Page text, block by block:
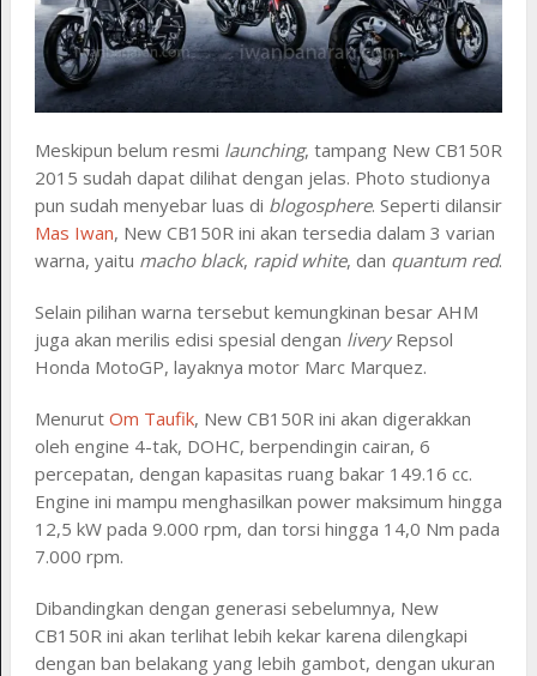
Meskipun belum resmi launching, tampang New CB150R
2015 sudah dapat dilihat dengan jelas. Photo studionya
pun sudah menyebar luas di blogosphere. Seperti dilansir
Mas Iwan, New CB150R ini akan tersedia dalam 3 varian
warna, yaitu macho black, rapid white, dan quantum red.
Selain pilihan warna tersebut kemungkinan besar AHM
juga akan merilis edisi spesial dengan liveryRepsol
Honda MotoGP, layaknya motor Marc Marquez.
Menurut Om Taufik, New CB150R ini akan digerakkan
oleh engine 4-tak, DOHC, berpendingin cairan, 6
percepatan, dengan kapasitas ruang bakar 149.16 cc.
Engine ini mampu menghasilkan power maksimum hingga
12,5 kW pada 9.000 rpm, dan torsi hingga 14,0 Nm pada
7.000 rpm.
Dibandingkan dengan generasi sebelumnya, New
CB150R ini akan terlihat lebih kekar karena dilengkapi
dengan ban belakang yang lebih gambot, dengan ukuran